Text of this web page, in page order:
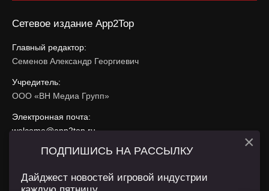
Сетевое издание App2Top
Главный редактор:
Семенов Александр Георгиевич
Учредитель:
ООО «ВН Медиа Групп»
Электронная почта:
welcome@app2top.ru
При использовании материалов активная ссылка на
ПОДПИШИСЬ НА РАССЫЛКУ
Дайджест новостей игровой индустрии
×